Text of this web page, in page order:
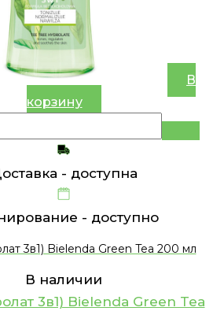
В
корзину
- доступна
- доступно
3в1) Bielenda Green Tea 200 мл
В наличии
3в1) Bielenda Green Tea